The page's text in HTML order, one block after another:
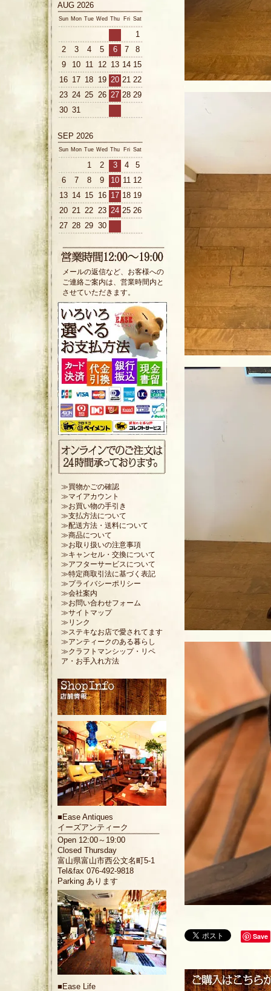
Save
AUG 2026
Sun Mon Tue Wed Thu Fri Sat
1
2
3 4 5 6 7
8
9
10 11 12 13 14 15
16 17 18 19 20 21 22
23 24 25 26 27 28 29
30 31
SEP 2026
Sun Mon Tue Wed Thu Fri Sat
1 2 3 4
5
6
7 8 9 10 11 12
13 14 15 16 17 18 19
20 21 22 23 24 25 26
27 28 29 30
メールの返信など、お客様への
ご連絡ご案内は、営業時間内と
させていただきます。
≫買物かごの確認
≫マイアカウント
≫お買い物の手引き
≫支払方法について
≫配送方法・送料について
≫商品について
≫お取り扱いの注意事項
≫キャンセル・交換について
≫アフターサービスについて
≫特定商取引法に基づく表記
≫プライバシーポリシー
≫会社案内
≫お問い合わせフォーム
≫サイトマップ
≫リンク
≫ステキなお店で愛されてます
≫アンティークのある暮らし
≫クラフトマンシップ・リペ
ア・お手入れ方法
■ Ease Antiques
イーズアンティーク
Open 12:00～19:00
Closed Thursday
富山県富山市西公文名町5-1
Tel&fax 076-492-9818
Parking あります
■ Ease Life